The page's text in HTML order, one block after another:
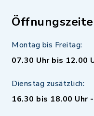
Montag bis Freitag:
07.30 Uhr bis 12.00
Dienstag zusätzlich:
16.30 bis 18.00 Uhr